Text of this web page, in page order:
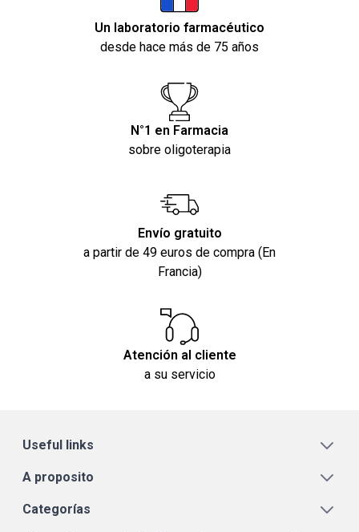
Un laboratorio farmacéutico
desde hace más de 75 años
N°1 en Farmacia
sobre oligoterapia
Envío gratuito
a partir de 49 euros de compra (En
Francia)
Atención al cliente
a su servicio
Useful links
A proposito
Categorías